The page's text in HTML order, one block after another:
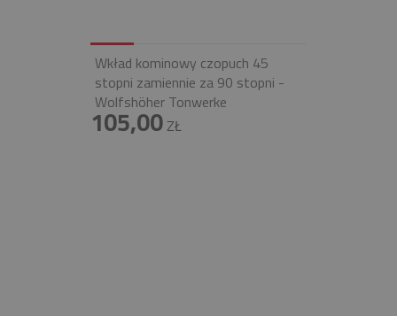
Wkład kominowy czopuch 45
stopni zamiennie za 90 stopni -
Wolfshöher Tonwerke
105,00ZŁ